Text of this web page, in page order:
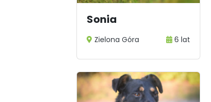
Sonia
Zielona Góra 6 lat